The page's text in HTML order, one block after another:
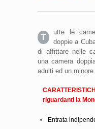
T
utte le
doppie a
di affittare nelle
una camera
adulti ed un minore
riguardanti la
Entrata